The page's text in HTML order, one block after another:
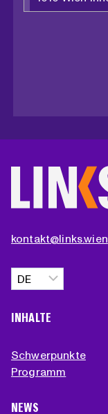
kontakt@links.wien
Sprache
auswählen
INHALTE
Schwerpunkte
Programm
NEWS